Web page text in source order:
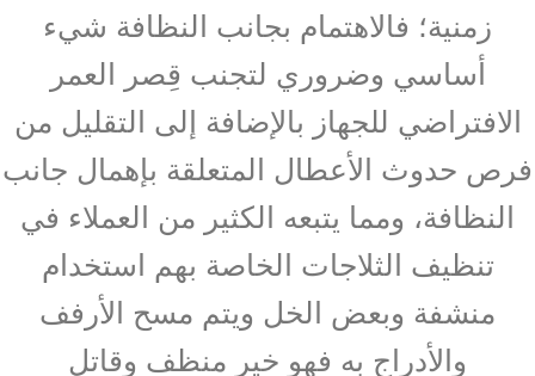
زمنية؛ فالاهتمام بجانب النظافة شيء
أساسي وضروري لتجنب قِصر العمر
الافتراضي للجهاز بالإضافة إلى التقليل من
فرص حدوث الأعطال المتعلقة بإهمال جانب
النظافة، ومما يتبعه الكثير من العملاء في
تنظيف الثلاجات الخاصة بهم استخدام
منشفة وبعض الخل ويتم مسح الأرفف
والأدراج به فهو خير منظف وقاتل